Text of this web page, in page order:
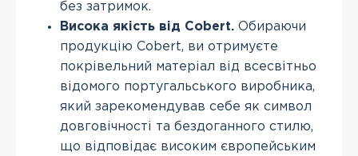
без затримок.
Висока якість від Cobert. Обираючи
продукцію Cobert, ви отримуєте
покрівельний матеріал від всесвітньо
відомого португальського виробника,
який зарекомендував себе як символ
довговічності та бездоганного стилю,
що відповідає високим європейським